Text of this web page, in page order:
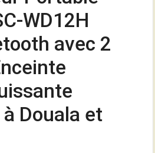
WD12H
avec 2
Douala et